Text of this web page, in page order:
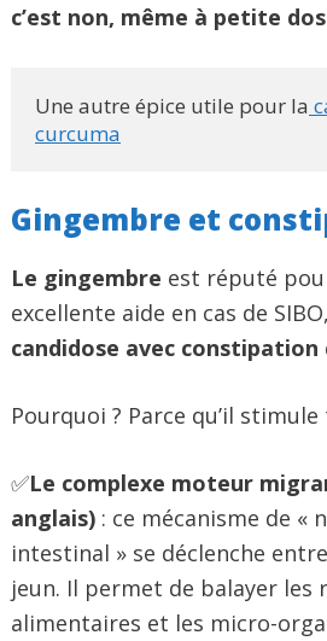
c’est non, même à petite
Une autre épice utile pour la
curcuma
Gingembre et
Le gingembre est réputé
excellente aide en cas de
candidose avec constipation
Pourquoi ? Parce qu’il
✅Le complexe moteur
anglais) : ce mécanisme de «
intestinal » se déclenche
jeun. Il permet de balayer les
alimentaires et les micro-